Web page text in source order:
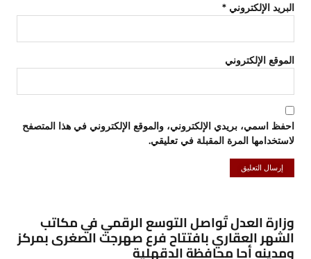
البريد الإلكتروني *
الموقع الإلكتروني
احفظ اسمي، بريدي الإلكتروني، والموقع الإلكتروني في هذا المتصفح
لاستخدامها المرة المقبلة في تعليقي.
وزارة العدل تُواصل التوسع الرقمي في مكاتب
الشهر العقاري بافتتاح فرع صهرجت الصغرى بمركز
ومدينه أجا محافظة الدقهلية